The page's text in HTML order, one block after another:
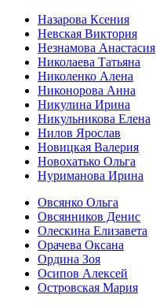
Назарова Ксения
Невская Виктория
Незнамова Анастасия
Николаева Татьяна
Николенко Алена
Никонорова Анна
Никулина Ирина
Никульникова Елена
Нилов Ярослав
Новицкая Валерия
Новохатько Ольга
Нуриманова Ирина
Овсянко Ольга
Овсянников Денис
Олескина Елизавета
Орачева Оксана
Ордина Зоя
Осипов Алексей
Островская Мария